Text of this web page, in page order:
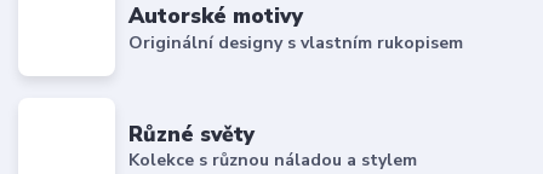
Autorské motivy
Originální designy s vlastním rukopisem
Různé světy
Kolekce s různou náladou a stylem